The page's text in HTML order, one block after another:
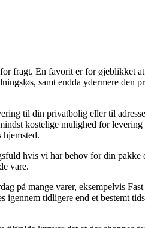
fragt. En favorit er for øjeblikket
samt endda ydermere den
til din privatbolig eller til
kostelige mulighed for
hvis vi har behov for din pakke
vare.
på mange varer, eksempelvis
tidligere end et bestemt